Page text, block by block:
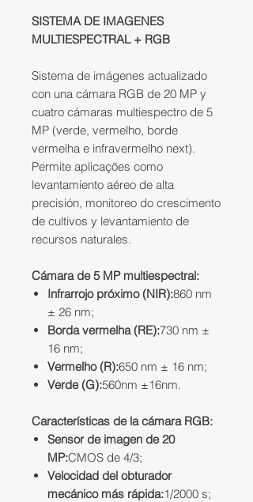
SISTEMA DE IMAGENES
MULTIESPECTRAL + RGB
Sistema de imágenes actualizado
con una cámara RGB de 20 MP y
cuatro cámaras multiespectro de 5
MP (verde, vermelho, borde
vermelha e infravermelho next).
Permite aplicações como
levantamiento aéreo de alta
precisión, monitoreo do crescimento
de cultivos y levantamiento de
recursos naturales.
Cámara de 5 MP multiespectral:
Infrarrojo próximo (NIR):860 nm
± 26 nm;
Borda vermelha (RE):730 nm ±
16 nm;
Vermelho (R):650 nm ± 16 nm;
Verde (G):560nm ±16nm.
Características de la cámara RGB:
Sensor de imagen de 20
MP:CMOS de 4/3;
Velocidad del obturador
mecánico más rápida:1/2000 s;